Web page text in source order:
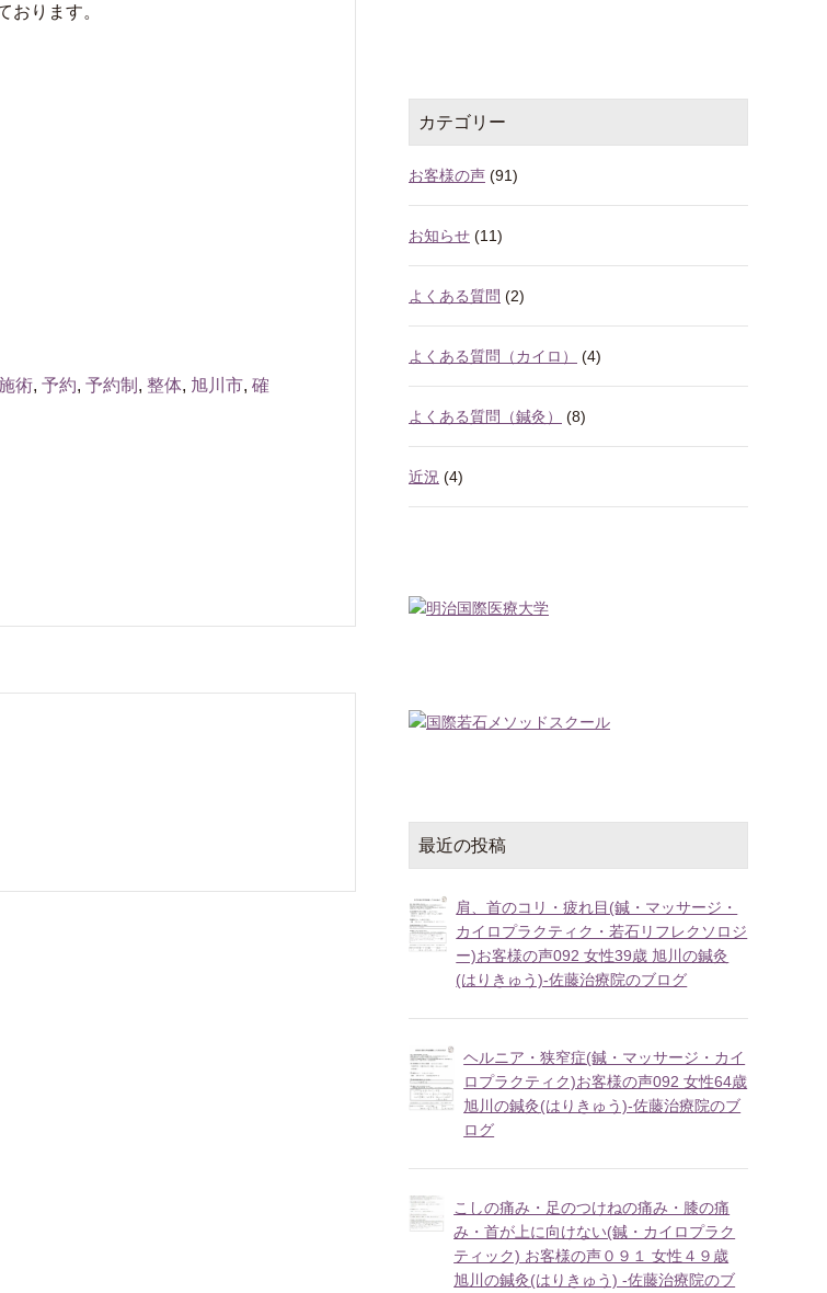
おります。
術, 予約, 予約制 , 整体, 旭川市, 確
カテゴリー
お客様の声 (91)
お知らせ (11)
よくある質問 (2)
よくある質問（カイロ） (4)
よくある質問（鍼灸） (8)
近況 (4)
最近の投稿
肩、首のコリ・疲れ目(鍼・マッサージ・
カイロプラクティク・若石リフレクソロジ
ー)お客様の声092 女性39歳 旭川の鍼灸
(はりきゅう)-佐藤治療院のブログ
ヘルニア・狭窄症(鍼・マッサージ・カイ
ロプラクティク)お客様の声092 女性64歳
旭川の鍼灸(はりきゅう)-佐藤治療院のブ
ログ
こしの痛み・足のつけねの痛み・膝の痛
み・首が上に向けない(鍼・カイロプラク
ティック) お客様の声０９１ 女性４９歳
旭川の鍼灸(はりきゅう) -佐藤治療院のブ